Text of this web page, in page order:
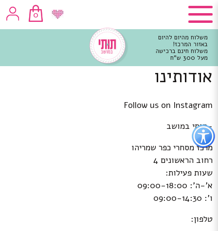
כפתור
לפתיחת
תפריט
נגישות
0
משלוח מהיום להיום
באזור המרכז!
משלוח חינם ברכישה
מעל 300 ש"ח
תוכן
מרכזיאודותינו
Follow us on Instagram
-תותי במושב
מרכז מסחרי כפר שמריהו
רחוב הראשונים 4
שעות פעילות:
א’-ה’: 09:00-18:00
ו’: 09:00-14:30
טלפון: